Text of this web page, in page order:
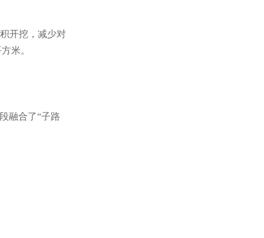
开挖，减少对
米。
融合了“子路